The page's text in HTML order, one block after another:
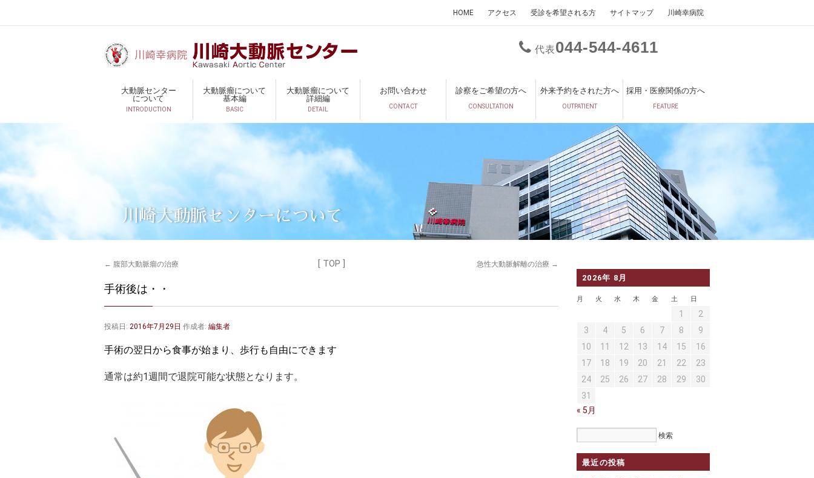
HOME アクセス 受診を希望される方 サイトマップ 川崎幸病院
代表044 544 4611
大動脈センター
について
INTRODUCTION
大動脈瘤について
基本編
BASIC
大動脈瘤について
詳細編
DETAIL
お問い合わせ
CONTACT
診察をご希望の方へ
CONSULTATION
外来予約をされた方へ
OUTPATIENT
採用・医療関係の方へ
FEATURE
川崎大動脈センターについて
← 腹部大動脈瘤の治療 [ TOP ] 急性大動脈解離の治療 →
手術後は・・
投稿日: 2016年7月29日 作成者: 編集者
手術の翌日から食事が始まり、歩行も自由にできます
通常は約1週間で退院可能な状態となります。
2026年 8月
月 火 水 木 金 土 日
1
2
3
4 5 6 7 8
9
10
11 12 13 14 15
16
17
18 19 20 21 22
23
24
25 26 27 28 29
30
31
« 5月
最近の投稿